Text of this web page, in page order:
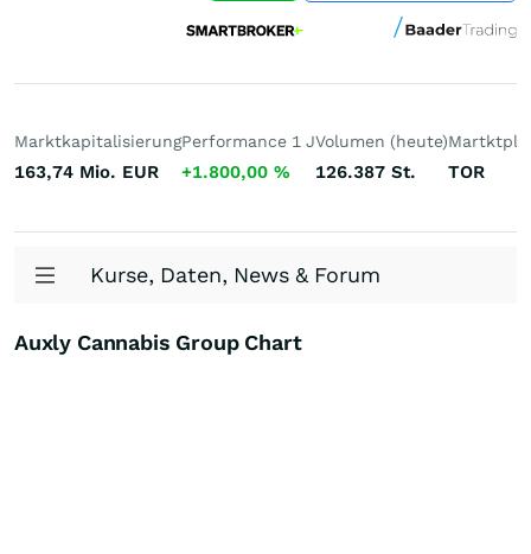
Marktkapitalisierung
163,74 Mio. EUR
Performance 1 J
+1.800,00 %
Volumen (heute)
126.387 St. TOR
Kurse, Daten, News & Forum
Auxly Cannabis Group Chart